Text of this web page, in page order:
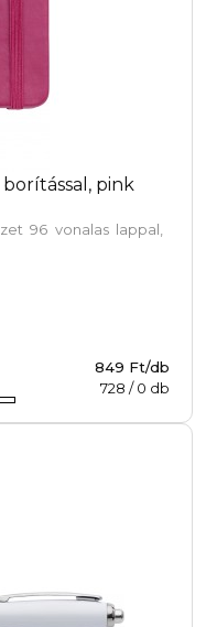
pink
96 vonalas lappal,
849 Ft/db
728 /0 db